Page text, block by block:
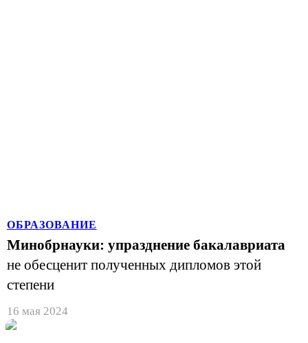
ОБРАЗОВАНИЕ
Минобрнауки: упразднение бакалавриата
не обесценит полученных дипломов этой
степени
16 мая 2024